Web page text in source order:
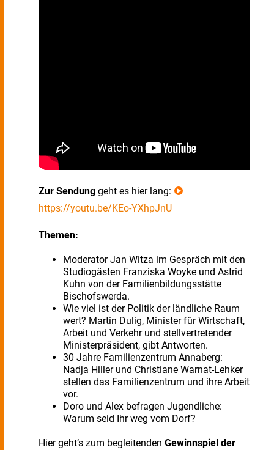
Zur Sendung geht es hier lang:
https://youtu.be/KEo-YXhpJnU
Themen:
Moderator Jan Witza im Gespräch mit den
Studiogästen Franziska Woyke und Astrid
Kuhn von der Familienbildungsstätte
Bischofswerda.
Wie viel ist der Politik der ländliche Raum
wert? Martin Dulig, Minister für Wirtschaft,
Arbeit und Verkehr und stellvertretender
Ministerpräsident, gibt Antworten.
30 Jahre Familienzentrum Annaberg:
Nadja Hiller und Christiane Warnat-Lehker
stellen das Familienzentrum und ihre Arbeit
vor.
Doro und Alex befragen Jugendliche:
Warum seid Ihr weg vom Dorf?
Hier geht’s zum begleitenden Gewinnspiel der